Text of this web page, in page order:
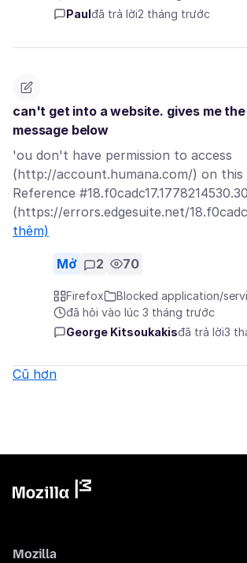
Paul đã trả lời2 tháng trước
can't get into a website. gives me
message below
'ou don't have permission to access
(http://account.humana.com/) on this
Reference
(https://errors.edgesuite.net/
thêm)
Mở 2 70
Firefox
Blocked application/
đã hỏi vào lúc 3 tháng trước
George Kitsoukakisđã trả lời3
Cũ hơn
Mozilla